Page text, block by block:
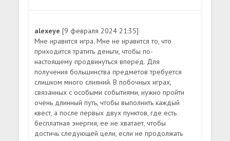
alexeye[9 февраля 2024 21:35]
Мне нравится игра. Мне не нравится то, что
приходится тратить деньги, чтобы по-
настоящему продвинуться вперед. Для
получения большинства предметов требуется
слишком много слияний. В побочных играх,
связанных с особыми событиями, нужно пройти
очень длинный путь, чтобы выполнить каждый
квест, а после первых двух пунктов, где есть
бесплатная энергия, ее не хватает, чтобы
достичь следующей цели, если не продолжать